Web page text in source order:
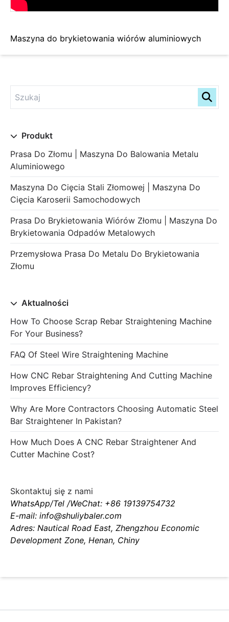
Maszyna do brykietowania wiórów aluminiowych
Produkt
Prasa Do Złomu | Maszyna Do Balowania Metalu
Aluminiowego
Maszyna Do Cięcia Stali Złomowej | Maszyna Do
Cięcia Karoserii Samochodowych
Prasa Do Brykietowania Wiórów Złomu | Maszyna Do
Brykietowania Odpadów Metalowych
Przemysłowa Prasa Do Metalu Do Brykietowania
Złomu
Aktualności
How To Choose Scrap Rebar Straightening Machine
For Your Business?
FAQ Of Steel Wire Straightening Machine
How CNC Rebar Straightening And Cutting Machine
Improves Efficiency?
Why Are More Contractors Choosing Automatic Steel
Bar Straightener In Pakistan?
How Much Does A CNC Rebar Straightener And
Cutter Machine Cost?
Skontaktuj się z nami
WhatsApp/Tel /WeChat: +86 19139754732
E-mail: info@shuliybaler.com
Adres: Nautical Road East, Zhengzhou Economic
Development Zone, Henan, Chiny